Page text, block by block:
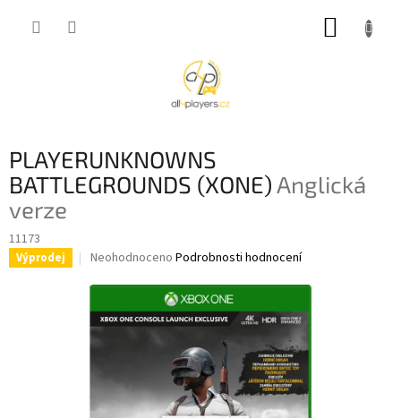
PLAYERUNKNOWNS
BATTLEGROUNDS (XONE)Anglická
verze
11173
Výprodej
Průměrné
produktu
je
0,0
z
hvězdiček.
Neohodnoceno Podrobnosti hodnocení